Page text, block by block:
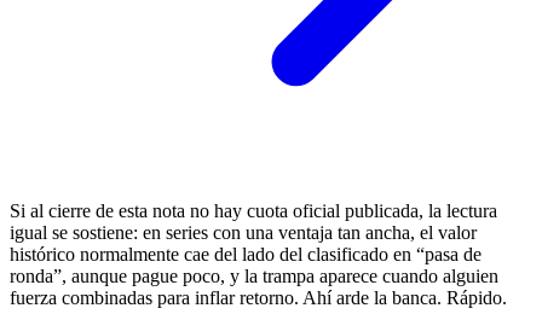
Si al cierre de esta nota no hay cuota oficial publicada, la lectura
igual se sostiene: en series con una ventaja tan ancha, el valor
histórico normalmente cae del lado del clasificado en “pasa de
ronda”, aunque pague poco, y la trampa aparece cuando alguien
fuerza combinadas para inflar retorno. Ahí arde la banca. Rápido.